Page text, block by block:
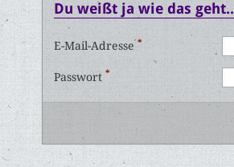
Du weißt ja wie das
E-Mail-Adresse *
Passwort *